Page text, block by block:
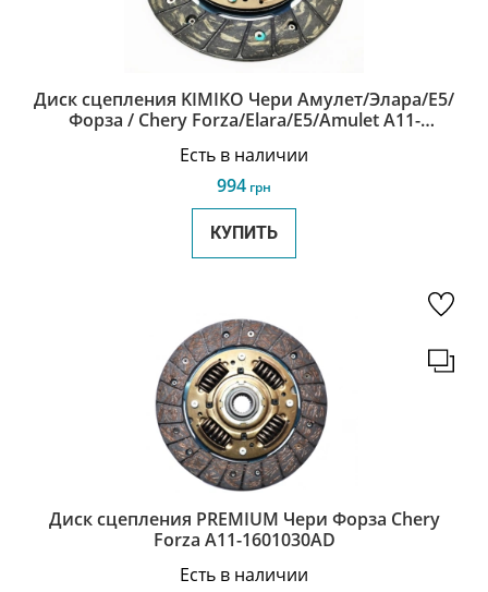
Диск сцепления KIMIKO Чери Амулет/Элара/Е5/
Форза / Chery Forza/Elara/E5/Amulet A11-
Есть в наличии
994 грн
КУПИТЬ
Диск сцепления PREMIUM Чери Форза Chery
Forza A11-1601030AD
Есть в наличии